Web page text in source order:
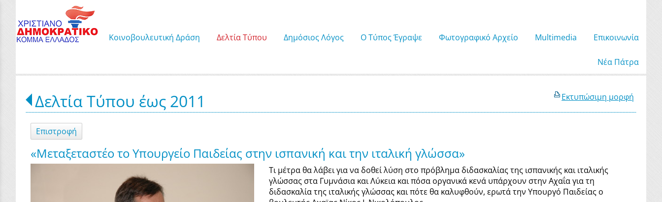
Κοινοβουλευτική Δράση Δελτία Τύπου Δημόσιος Λόγος Ο Τύπος Έγραψε Φωτογραφικό Αρχείο Μultimedia Επικοινωνία
Νέα Πάτρα
Εκτυπώσιμη μορφή
Δελτία Τύπου έως 2011
Επιστροφή
«Μεταξεταστέο το Υπουργείο Παιδείας στην ισπανική και την ιταλική γλώσσα»
Τι μέτρα θα λάβει για να δοθεί λύση στο πρόβλημα διδασκαλίας της ισπανικής και ιταλικής
γλώσσας στα Γυμνάσια και Λύκεια και πόσα οργανικά κενά υπάρχουν στην Αχαΐα για τη
διδασκαλία της ιταλικής γλώσσας και πότε θα καλυφθούν, ερωτά την Υπουργό Παιδείας ο